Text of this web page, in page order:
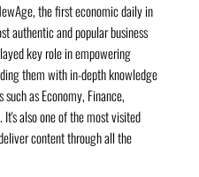
the first economic daily in
authentic and popular business
key role in empowering
them with in-depth knowledge
as Economy, Finance,
It's also one of the most visited
content through all the